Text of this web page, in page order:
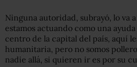
Ninguna autoridad, subrayó, lo va
estamos actuando como una
centro de la capital del país, aquí
humanitaria, pero no somos
nadie allá, si quieren ir es por su